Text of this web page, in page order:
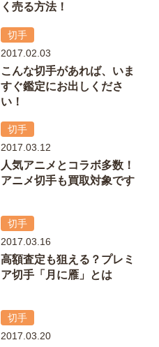
く売る方法！
切手
2017.02.03
こんな切手があれば、いま
すぐ鑑定にお出しくださ
い！
切手
2017.03.12
人気アニメとコラボ多数！
アニメ切手も買取対象です
切手
2017.03.16
高額査定も狙える？プレミ
ア切手「月に雁」とは
切手
2017.03.20